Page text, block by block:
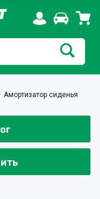
Амортизатор сиденья